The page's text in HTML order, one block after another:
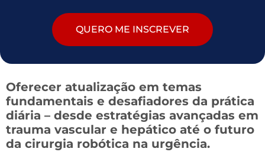
QUERO ME INSCREVER
Oferecer atualização em temas
fundamentais e desafiadores da prática
diária – desde estratégias avançadas em
trauma vascular e hepático até o futuro
da cirurgia robótica na urgência.